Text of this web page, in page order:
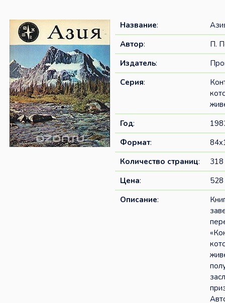
Название:
Автор:
П.
Издатель:
Серия:
Год:
Формат:
Количество страниц:
318
Цена:
528
Описание: